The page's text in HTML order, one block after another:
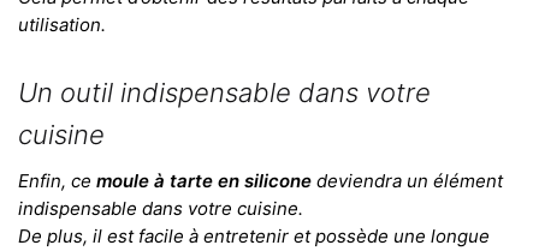
utilisation.
Un outil indispensable dans votre
cuisine
Enfin, ce moule à tarte en silicone deviendra un élément
indispensable dans votre cuisine.
De plus, il est facile à entretenir et possède une longue